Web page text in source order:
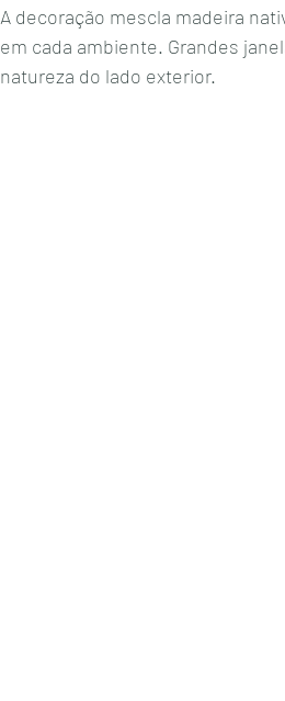
A decoração mescla madeira
em cada ambiente. Grandes
natureza do lado exterior.